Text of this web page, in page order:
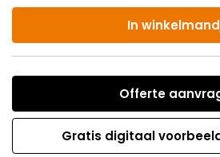
In
Offerte
Gratis digitaal